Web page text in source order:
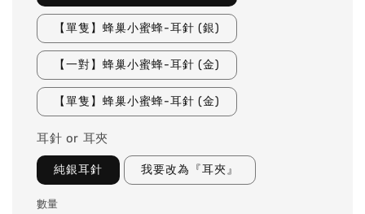
【單隻】蜂巢小蜜蜂-耳針 (銀)
【一對】蜂巢小蜜蜂-耳針 (金)
【單隻】蜂巢小蜜蜂-耳針 (金)
耳針 or 耳夾
純銀耳針 我要改為『耳夾』
數量